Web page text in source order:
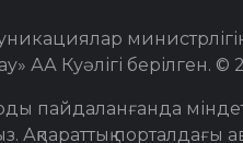
АА Куәлігі берілген. ©
пайдаланғанда
Ақпараттық порталдағы